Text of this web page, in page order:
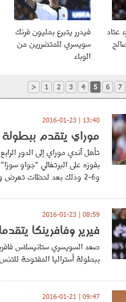
عتاد
فيدرر يتبرع بمليون فرنك
سويسري للمتضررين من
الوباء
< 1 2 3 4 5 6 7
13:40 | 2016-01-23
موراي يتقدم ببطولة
تأهل آندي موراي إلى الدور
و6-2 وذلك بعد لحظات تعرض والد زوجته لوعكة صحية في ملعب قريب...
08:59 | 2016-01-23
فيرير وفافرينكا
صعد السويسري ستانيسلاس
ببطولة أستراليا المفتوحة
09:47 | 2016-01-21